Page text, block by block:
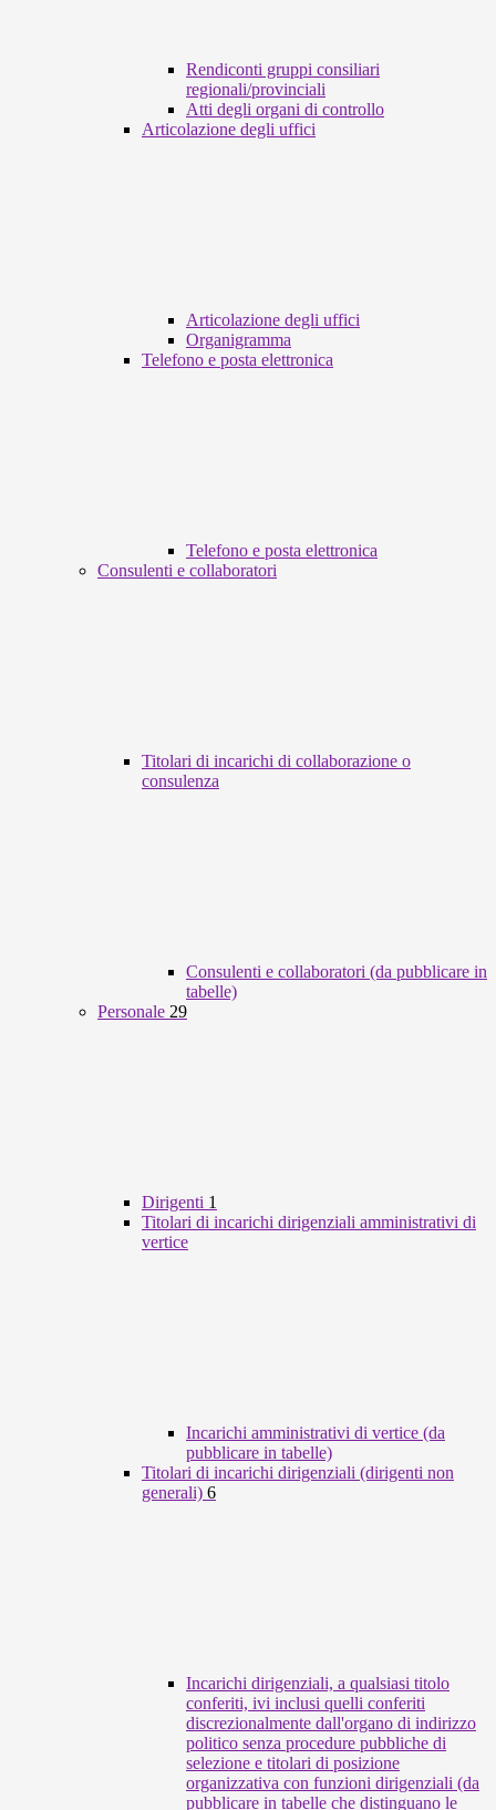
Rendiconti gruppi consiliari
regionali/provinciali
Atti degli organi di controllo
Articolazione degli uffici
Articolazione degli uffici
Organigramma
Telefono e posta elettronica
Telefono e posta elettronica
Consulenti e collaboratori
Titolari di incarichi di collaborazione o
consulenza
Consulenti e collaboratori (da pubblicare in
tabelle)
Personale 29
Dirigenti 1
Titolari di incarichi dirigenziali amministrativi di
vertice
Incarichi amministrativi di vertice (da
pubblicare in tabelle)
Titolari di incarichi dirigenziali (dirigenti non
generali) 6
Incarichi dirigenziali, a qualsiasi titolo
conferiti, ivi inclusi quelli conferiti
discrezionalmente dall'organo di indirizzo
politico senza procedure pubbliche di
selezione e titolari di posizione
organizzativa con funzioni dirigenziali (da
pubblicare in tabelle che distinguano le